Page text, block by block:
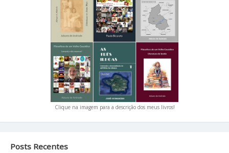
Clique na imagem para a descrição dos meus livros!
Posts Recentes